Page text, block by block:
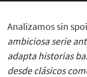
Analizamos sin
ambiciosa serie
adapta historias
desde clásicos